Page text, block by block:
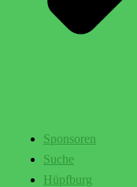
Sponsoren
Suche
Hüpfburg